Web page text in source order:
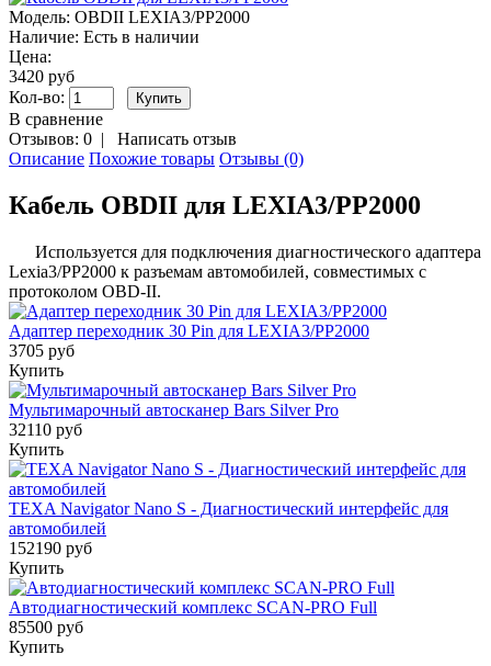
Модель: OBDII LEXIA3/PP2000
Наличие: Есть в наличии
Цена:
3420 руб
Кол-во:
В сравнение
Отзывов: 0 | Написать отзыв
Описание Похожие товары Отзывы (0)
Кабель OBDII для LEXIA3/PP2000
Используется для подключения диагностического адаптера
Lexia3/PP2000 к разъемам автомобилей, совместимых с
протоколом OBD-II.
Адаптер переходник 30 Pin для LEXIA3/PP2000
3705 руб
Купить
Мультимарочный автосканер Bars Silver Pro
32110 руб
Купить
TEXA Navigator Nano S - Диагностический интерфейс для
автомобилей
152190 руб
Купить
Автодиагностический комплекс SCAN-PRO Full
85500 руб
Купить